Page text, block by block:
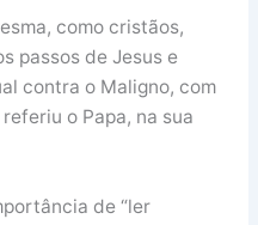
como cristãos,
passos de Jesus e
contra o Maligno, com
o Papa, na sua
de “ler